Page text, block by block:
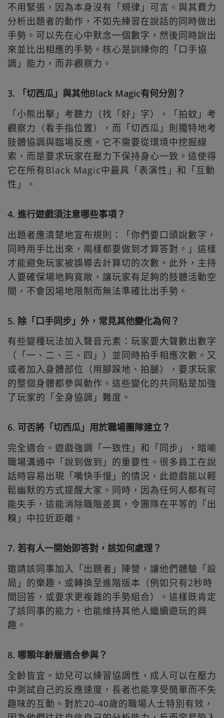
不用緊張，因為本身沒有「規律」可言。與其費力
分析出題者的動作，不如先練習在說話的同時做出
手勢。可以先在心中默念一個數字，然後同時說出
來並比出相應的手勢。核心是訓練你的「口手協
調」能力，而非觀察力。
3. 「切西瓜」與其他Black Magic有何分別？
「小熊出擊」考聽力（找「好」字），「拍蚊」考
觀察力（看手指位置），而「切西瓜」則獨特地考
肢體協調與臨場反應。它不需要從環境中挖掘線
索，而是要求玩家在壓力下保持身心一致。這使得
它在所有Black Magic中最具「表演性」和「互動
性」。
4. 進行遊戲須注意哪些事項？
出題者應清楚地宣布規則：「你們要口頭說數字，
同時用手比出來，兩樣都要做到才算答對。」這樣
才能避免玩家被誤導去計算切的次數。此外，主持
人要確保場地夠寬敞，讓玩家有足夠的肢體活動空
間，不會因場地限制而無法準確比出手勢。
5. 除「口手同步」外，常見其他變化為何？
有些變種玩法加入聲音元素：玩家要大聲數出數字
（「一、二、三、四」）並同時拍手相應次數。又
或者加入身體部位（用腳跺地、拍腿），要求玩家
的整個身體都參與動作。這些變化的共同點是加強
了玩家的「全身協調」難度。
6. 可否將「切西瓜」用於職場團隊建立？
完全適合。遊戲強調「一致性」和「同步」，暗喻
職場溝通中「說到做到」的重要性。很多員工在說
話時容易出現「嘴快手慢」的情況，此遊戲能以輕
鬆幽默的方式提醒大家。同時，因為任何人都有可
能失手，這能消除職階差異，令團隊在平等的「出
糗」中拉近距離。
7. 若有人一開始即答對，該如何處理？
邀請該同事加入「出題者」陣營，讓他們體驗「設
局」的樂趣，或轉換至進階版本（例如只有2秒時
間回答，或要求更複雜的手勢組合）。這樣既肯定
了該同事的能力，也能維持其他人繼續遊玩的興
趣。
8. 哪類年齡層適合參與？
全齡皆宜。幼兒可以練習協調性，成人可以在壓力
中測試自己的反應速度，長者也能享受簡單而不失
趣味的互動。對於20-40歲的職場人士特別有效，